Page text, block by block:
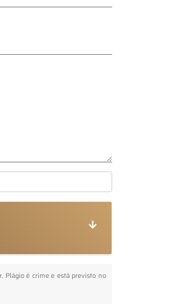
Plágio é crime e está previsto no